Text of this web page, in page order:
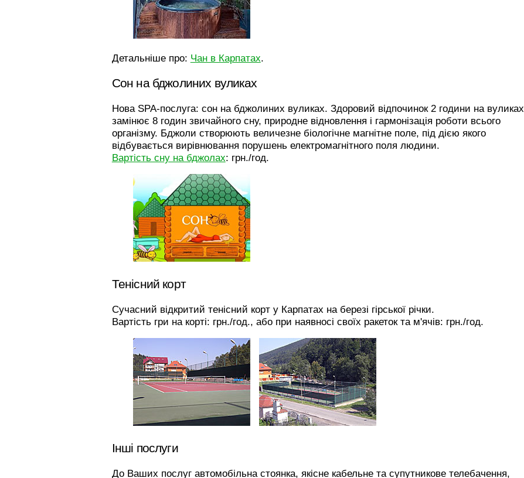
Детальніше про: Чан в Карпатах.
Сон на бджолиних вуликах
Нова SPA-послуга: сон на бджолиних вуликах. Здоровий відпочинок 2 години на вуликах
замінює 8 годин звичайного сну, природне відновлення і гармонізація роботи всього
організму. Бджоли створюють величезне біологічне магнітне поле, під дією якого
відбувається вирівнювання порушень електромагнітного поля людини.
Вартість сну на бджолах: грн./год.
Тенісний корт
Сучасний відкритий тенісний корт у Карпатах на березі гірської річки.
Вартість гри на корті: грн./год., або при наявносі своїх ракеток та м'ячів: грн./год.
Інші послуги
До Ваших послуг автомобільна стоянка, якісне кабельне та супутникове телебачення,